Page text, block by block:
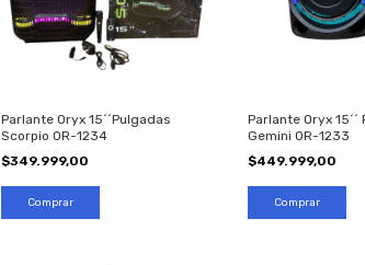
Parlante Oryx 15´´Pulgadas
Scorpio OR-1234
$349.999,00
Parlante Oryx 15´´
Gemini OR-1233
$449.999,00